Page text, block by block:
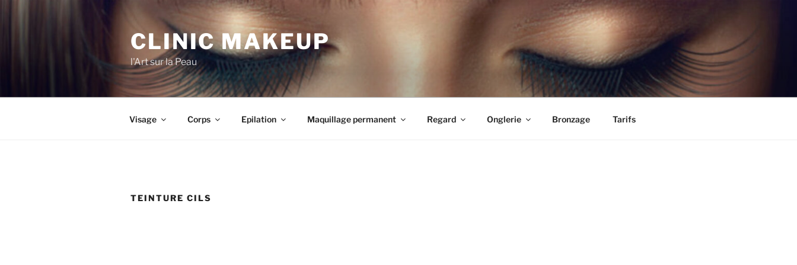
CLINIC MAKEUP
l'Art sur la Peau
Visage Corps Epilation Maquillage permanent Regard Onglerie Bronzage Tarifs
TEINTURE CILS